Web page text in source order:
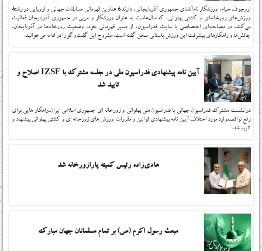
اروچوف خیام، ورزشکار نام‌آشنای جمهوری آذربایجانی، دارندهٔ عناوین قهرمانی مسابقات جهانی و اروپایی در رشتهٔ
ورزش‌های زورخانه‌ای و کشتی پهلوانی، که سال‌هاست به عنوان ورزشکار و مربی در جمهوری آذربایجان فعالیت
می‌کند، در مصاحبه‌ای اختصاصی با سایت فدراسیون، از مسیر قهرمانی خود، وضعیت زورخانه‌ها در آذربایجان،
چالش‌ها و راهکارهای پیشرفت این ورزش باستانی سخن گفته است. مشروح این گفت‌وگو را در ادامه می‌خوانید.
آیین نامه پیشنهادی فدراسیون ملی در جلسه مشترک با IZSF اصلاح و
تایید شد
در نشست مشترک فدراسیون جهانی با فدراسیون ملی پهلوانی و زورخانه ای جمهوری اسلامی ایران،راهکار هایی برای
رفع نواقصموارد مورد اختلاف آیین نامه پیشنهادی قوانین و مقررات ورزش های زورخانه ای و کشتی پهلوانی پیشنهاد و
تایید شد.
هادی‌زاده رئیس کمیته پارازورخانه شد
مبعث رسول اکرم (ص) بر تمام مسلمانان جهان مبارک